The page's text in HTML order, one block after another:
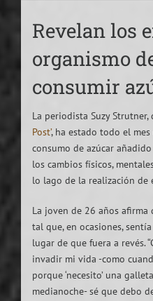
Revelan los
organismo
consumir
La periodista Suzy
Post’, ha estado todo el
consumo de azúcar
los cambios físicos,
lo lago de la realización de
La joven de 26 años afirma
tal que, en ocasiones,
lugar de que fuera a revés.
invadir mi vida -como
porque ‘necesito’ una
medianoche- sé que debo